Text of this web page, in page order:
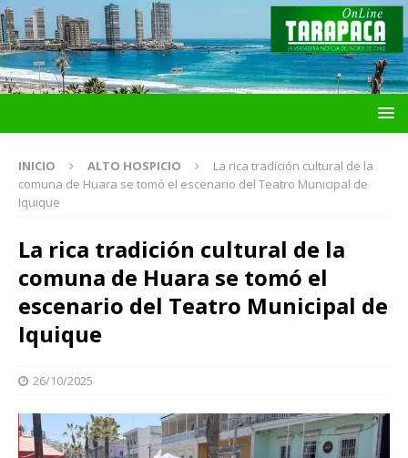
INICIO ALTO HOSPICIO
La rica tradición cultural de la
comuna de Huara se tomó el escenario del Teatro Municipal de
Iquique
La rica tradición cultural de la
comuna de Huara se tomó el
escenario del Teatro Municipal de
Iquique
26/10/2025